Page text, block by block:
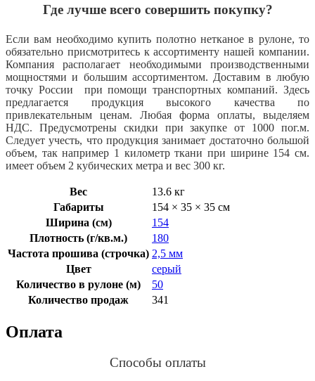
Где лучше всего совершить покупку?
Если вам необходимо купить полотно нетканое в рулоне, то
обязательно присмотритесь к ассортименту нашей компании.
Компания располагает необходимыми производственными
мощностями и большим ассортиментом. Доставим в любую
точку России при помощи транспортных компаний. Здесь
предлагается продукция высокого качества по
привлекательным ценам. Любая форма оплаты, выделяем
НДС. Предусмотрены скидки при закупке от 1000 пог.м.
Следует учесть, что продукция занимает достаточно большой
объем, так например 1 километр ткани при ширине 154 см.
имеет объем 2 кубических метра и вес 300 кг.
Вес
13.6 кг
Габариты
154 × 35 × 35 см
Ширина (см)
154
Плотность (г/кв.м.)
180
Частота прошива (строчка) 2,5 мм
Цвет
серый
Количество в рулоне (м)
50
Количество продаж
341
Оплата
Способы оплаты